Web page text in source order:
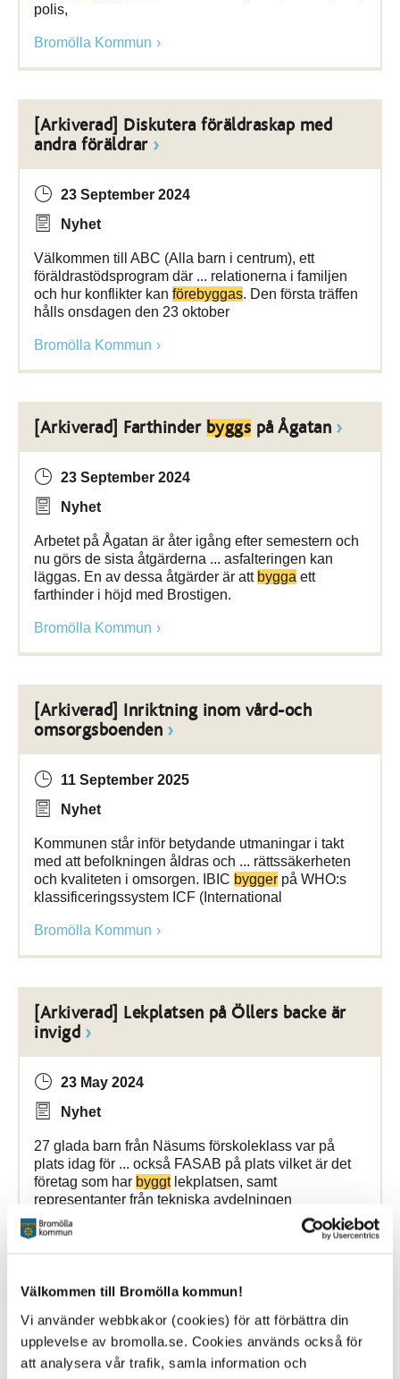
Välkommen till Bromölla kommun!
Vi använder webbkakor (cookies) för att förbättra din
upplevelse av bromolla.se. Cookies används också för
att analysera vår trafik, samla information och
polis,
Bromölla Kommun
[Arkiverad] Diskutera föräldraskap med
andra föräldrar
23 September 2024
Nyhet
Välkommen till ABC (Alla barn i centrum), ett
föräldrastödsprogram där ... relationerna i familjen
och hur konflikter kan förebyggas. Den första träffen
hålls onsdagen den 23 oktober
Bromölla Kommun
[Arkiverad] Farthinder byggs på Ågatan
23 September 2024
Nyhet
Arbetet på Ågatan är åter igång efter semestern och
nu görs de sista åtgärderna ... asfalteringen kan
läggas. En av dessa åtgärder är att bygga ett
farthinder i höjd med Brostigen.
Bromölla Kommun
[Arkiverad] Inriktning inom vård-och
omsorgsboenden
11 September 2025
Nyhet
Kommunen står inför betydande utmaningar i takt
med att befolkningen åldras och ... rättssäkerheten
och kvaliteten i omsorgen. IBIC bygger på WHO:s
klassificeringssystem ICF (International
Bromölla Kommun
[Arkiverad] Lekplatsen på Öllers backe är
invigd
23 May 2024
Nyhet
27 glada barn från Näsums förskoleklass var på
plats idag för ... också FASAB på plats vilket är det
företag som har byggtlekplatsen, samt
representanter från tekniska avdelningen
Bromölla Kommun
[Arkiverad] Nytt övergångsställe vid
Kulturpunkten